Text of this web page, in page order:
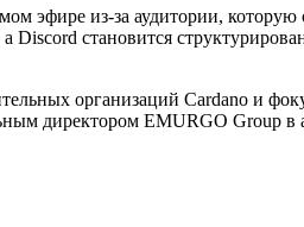
эфире из-за аудитории,
становится
организаций Cardano и
директором EMURGO Group в